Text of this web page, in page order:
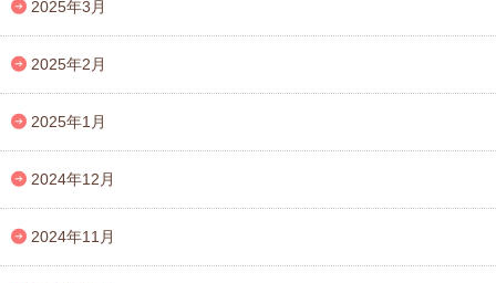
2025年3月
2025年2月
2025年1月
2024年12月
2024年11月